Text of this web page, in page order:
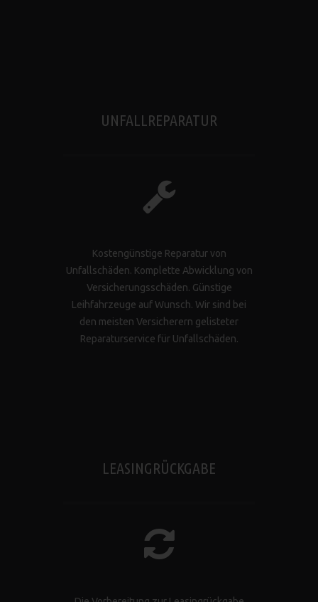
UNFALLREPARATUR
Kostengünstige Reparatur von
Unfallschäden. Komplette Abwicklung von
Versicherungsschäden. Günstige
Leihfahrzeuge auf Wunsch. Wir sind bei
den meisten Versicherern gelisteter
Reparaturservice für Unfallschäden.
LEASINGRÜCKGABE